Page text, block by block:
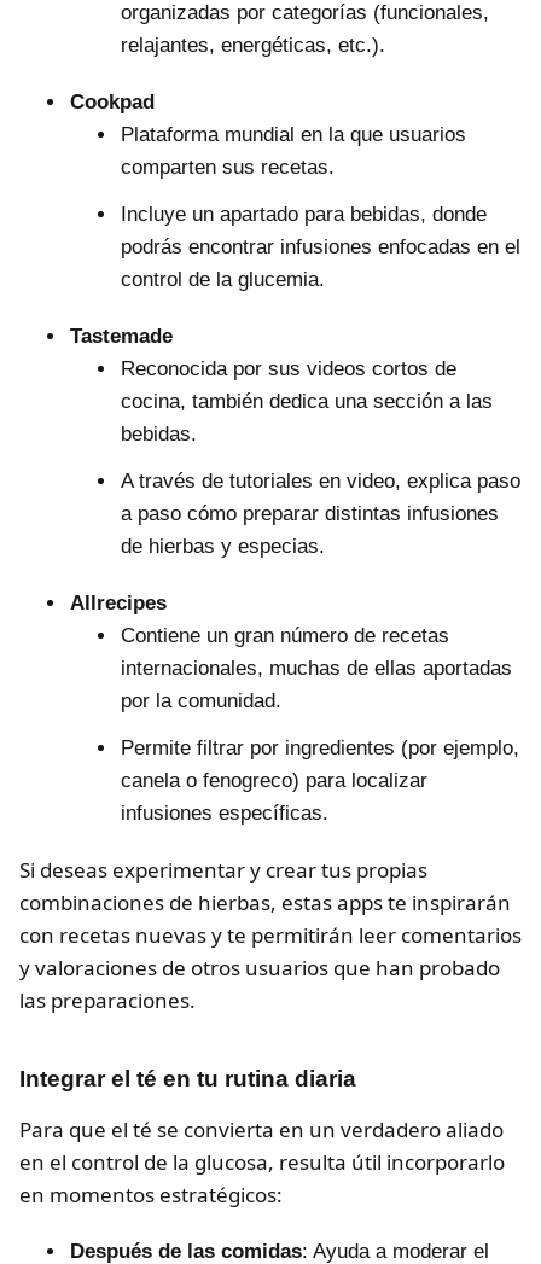
organizadas por categorías (funcionales,
relajantes, energéticas, etc.).
Cookpad
Plataforma mundial en la que usuarios
comparten sus recetas.
Incluye un apartado para bebidas, donde
podrás encontrar infusiones enfocadas en el
control de la glucemia.
Tastemade
Reconocida por sus videos cortos de
cocina, también dedica una sección a las
bebidas.
A través de tutoriales en video, explica paso
a paso cómo preparar distintas infusiones
de hierbas y especias.
Allrecipes
Contiene un gran número de recetas
internacionales, muchas de ellas aportadas
por la comunidad.
Permite filtrar por ingredientes (por ejemplo,
canela o fenogreco) para localizar
infusiones específicas.
Si deseas experimentar y crear tus propias
combinaciones de hierbas, estas apps te inspirarán
con recetas nuevas y te permitirán leer comentarios
y valoraciones de otros usuarios que han probado
las preparaciones.
Integrar el té en tu rutina diaria
Para que el té se convierta en un verdadero aliado
en el control de la glucosa, resulta útil incorporarlo
en momentos estratégicos:
Después de las comidas: Ayuda a moderar el